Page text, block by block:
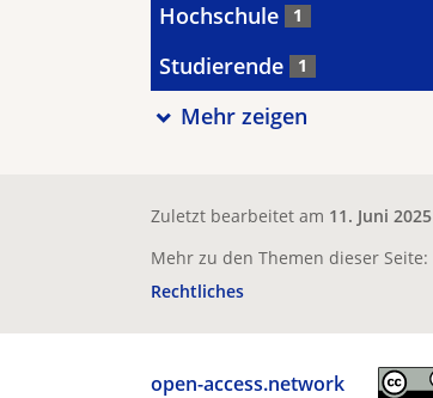
Hochschule 1
Studierende 1
Mehr zeigen
Zuletzt bearbeitet am 11. Juni 2025
Mehr zu den Themen dieser Seite:
Rechtliches
open-access.network